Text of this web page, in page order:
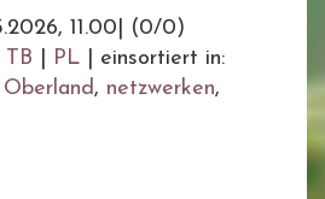
11.00
(0/0)
TB PL
einsortiert in:
Oberland, netzwerken,